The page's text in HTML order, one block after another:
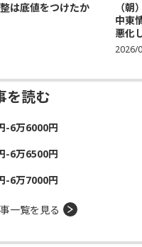
は底値をつけたか
（
中東
悪化
2026/
を読む
-6万6000円
-6万6500円
-6万7000円
一覧を見る